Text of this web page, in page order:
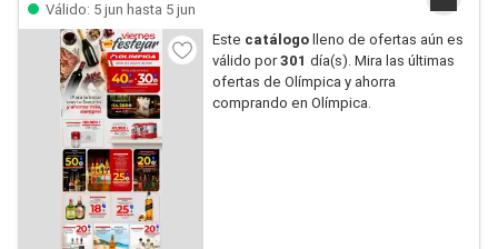
Válido: 5 jun hasta 5 jun
Este catálogolleno de ofertas aún es
válido por301 día(s). Mira las últimas
ofertas de Olímpica y ahorra
comprando en Olímpica.